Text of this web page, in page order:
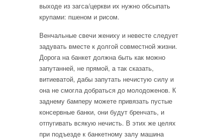
выходе из загса/церкви их нужно обсыпать
крупами: пшеном и рисом.
Венчальные свечи жениху и невесте следует
задувать вместе к долгой совместной жизни.
Дорога на банкет должна быть как можно
запутанней, не прямой, а так сказать,
витиеватой, дабы запутать нечистую силу и
она не смогла добраться до молодоженов. К
заднему бамперу можете привязать пустые
консервные банки, они будут бренчать, и
отпугивать всякую нечисть. В этих же целях
при подъезде к банкетному залу машина